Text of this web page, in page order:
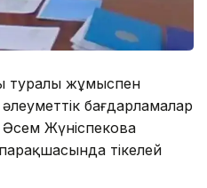
туралы жұмыспен
бағдарламалар
Жүніспекова
тікелей